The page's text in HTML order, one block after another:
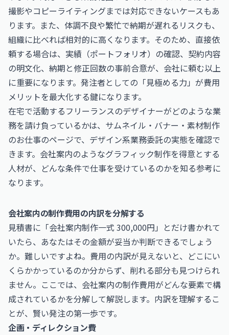
撮影やコピーライティングまでは対応できないケースもあ
ります。また、体調不良や繁忙で納期が遅れるリスクも、
組織に比べれば相対的に高くなります。そのため、直接依
頼する場合は、実績（ポートフォリオ）の確認、契約内容
の明文化、納期と修正回数の事前合意が、会社に頼む以上
に重要になります。発注者としての「見極める力」が費用
メリットを最大化する鍵になります。
在宅で活動するフリーランスのデザイナーがどのような業
務を請け負っているかは、 サムネイル・バナー・素材制作
のお仕事のページで、デザイン系業務委託の実態を確認で
きます。会社案内のようなグラフィック制作を得意とする
人材が、どんな条件で仕事を受けているのかを知る参考に
なります。
会社案内の制作費用の内訳を分解する
見積書に「会社案内制作一式 300,000円」とだけ書かれて
いたら、あなたはその金額が妥当か判断できるでしょう
か。難しいですよね。費用の内訳が見えないと、どこにい
くらかかっているのか分からず、削れる部分も見つけられ
ません。ここでは、会社案内の制作費用がどんな要素で構
成されているかを分解して解説します。内訳を理解するこ
とが、賢い発注の第一歩です。
企画・ディレクション費